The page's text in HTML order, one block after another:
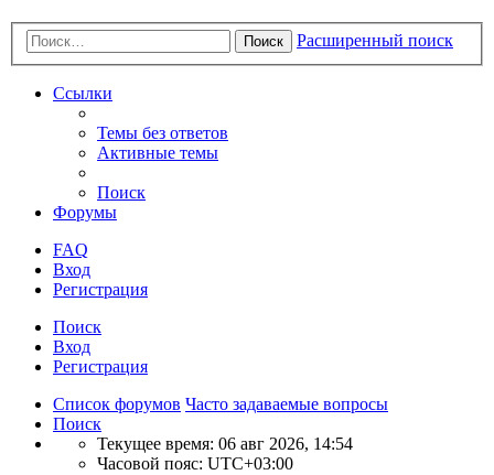
Поиск Расширенный поиск
Ссылки
Темы без ответов
Активные темы
Поиск
Форумы
FAQ
Вход
Регистрация
Поиск
Вход
Регистрация
Список форумов Часто задаваемые вопросы
Поиск
Текущее время: 06 авг 2026, 14:54
Часовой пояс: UTC+03:00